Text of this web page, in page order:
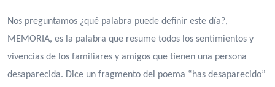
Nos preguntamos ¿qué palabra puede definir este día?,
MEMORIA, es la palabra que resume todos los sentimientos y
vivencias de los familiares y amigos que tienen una persona
desaparecida. Dice un fragmento del poema “has desaparecido”